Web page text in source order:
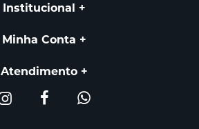
Institucional
Minha Conta
Atendimento